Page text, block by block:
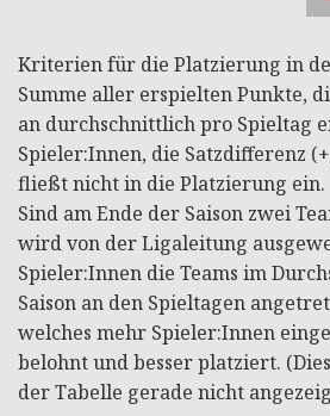
Kriterien für die Platzierung in
Summe aller erspielten Punkte,
an durchschnittlich pro Spieltag
Spieler:Innen, die Satzdifferenz
fließt nicht in die Platzierung ein.
Sind am Ende der Saison zwei
wird von der Ligaleitung
Spieler:Innen die Teams im
Saison an den Spieltagen
welches mehr Spieler:Innen
belohnt und besser platziert.
der Tabelle gerade nicht